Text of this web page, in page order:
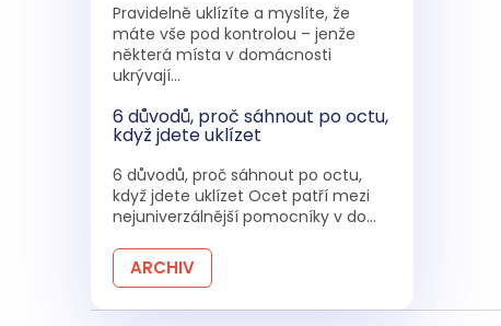
Pravidelně uklízíte a myslíte, že
máte vše pod kontrolou – jenže
některá místa v domácnosti
ukrývají...
6 důvodů, proč sáhnout po octu,
když jdete uklízet
6 důvodů, proč sáhnout po octu,
když jdete uklízet Ocet patří mezi
nejuniverzálnější pomocníky v do...
ARCHIV